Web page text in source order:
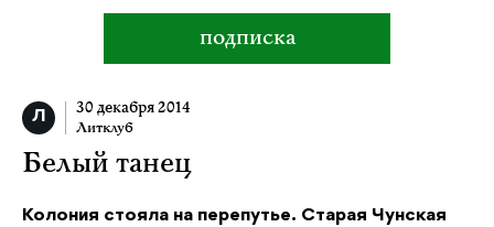
подписка
30 декабря 2014
Литклуб
Белый танец
Колония стояла на перепутье. Старая Чунская